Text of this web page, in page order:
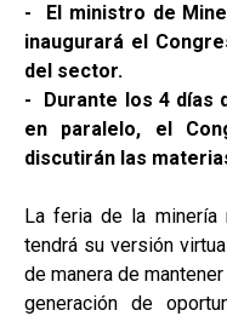
- El ministro de
inaugurará el
del sector.
- Durante los 4 días
en paralelo, el
discutirán las
La feria de la minería
tendrá su versión
de manera de
generación de